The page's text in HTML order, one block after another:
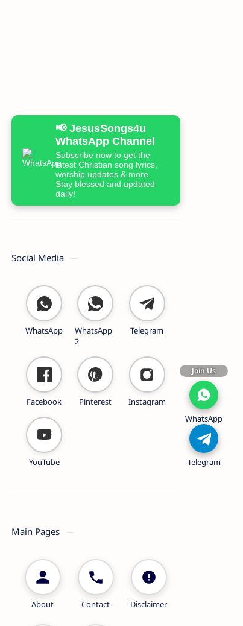
Join Us
WhatsApp
Telegram
📢 JesusSongs4u
WhatsApp Channel
Subscribe now to get the
latest Christian song lyrics,
worship updates & more.
Stay blessed and updated
daily!
Social Media
WhatsApp
WhatsApp
2
Telegram
Facebook Pinterest Instagram
YouTube
Main Pages
About Contact Disclaimer